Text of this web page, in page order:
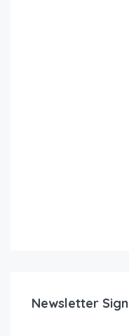
Newsletter